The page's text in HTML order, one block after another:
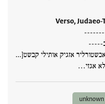
Verso,
אזגיק אותילי קבשט[...
אגזי‮…